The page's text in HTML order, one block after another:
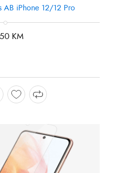
AB iPhone 12/12 Pro
KM